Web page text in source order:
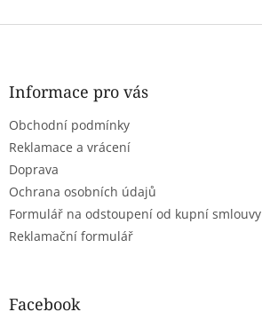
Z
Informace pro vás
Obchodní podmínky
Reklamace a vrácení
Doprava
Ochrana osobních údajů
Formulář na odstoupení od kupní smlouvy
Reklamační formulář
Facebook